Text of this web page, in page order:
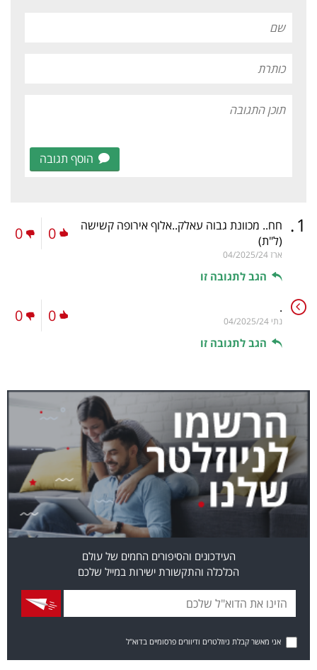
הוסף תגובה
1
. חח.. מכוונת גבוה עאלק..אלוף אירופה קשישה
(ל"ת)
ארז 04/2025/24
הגב לתגובה זו
0
0
.
נתי 04/2025/24
הגב לתגובה זו
0
0
העידכונים והסיפורים החמים של עולם
הכלכלה והתקשורת ישירות במייל שלכם
אני מאשר קבלת ניוזלטרים ודיוורים פרסומיים בדוא"ל